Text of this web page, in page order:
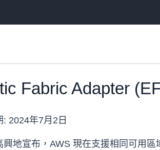
Fabric Adapter
: 2024年7月2日
興地宣布，AWS 現在支援相同可用